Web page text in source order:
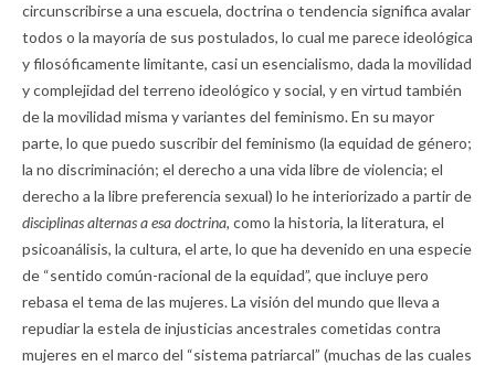
circunscribirse a una escuela, doctrina o tendencia significa avalar
todos o la mayoría de sus postulados, lo cual me parece ideológica
y filosóficamente limitante, casi un esencialismo, dada la movilidad
y complejidad del terreno ideológico y social, y en virtud también
de la movilidad misma y variantes del feminismo. En su mayor
parte, lo que puedo suscribir del feminismo (la equidad de género;
la no discriminación; el derecho a una vida libre de violencia; el
derecho a la libre preferencia sexual) lo he interiorizado a partir de
disciplinas alternas a esa doctrina, como la historia, la literatura, el
psicoanálisis, la cultura, el arte, lo que ha devenido en una especie
de “sentido común-racional de la equidad”, que incluye pero
rebasa el tema de las mujeres. La visión del mundo que lleva a
repudiar la estela de injusticias ancestrales cometidas contra
mujeres en el marco del “sistema patriarcal” (muchas de las cuales